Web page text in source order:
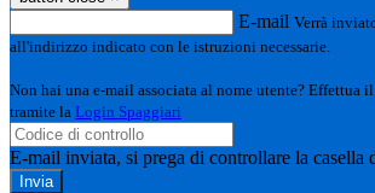
E-mail Verrà
all'indirizzo indicato con le istruzioni necessarie.
Non hai una e-mail associata al nome utente? Effettua
tramite la Login Spaggiari
E-mail inviata, si prega di controllare la casella